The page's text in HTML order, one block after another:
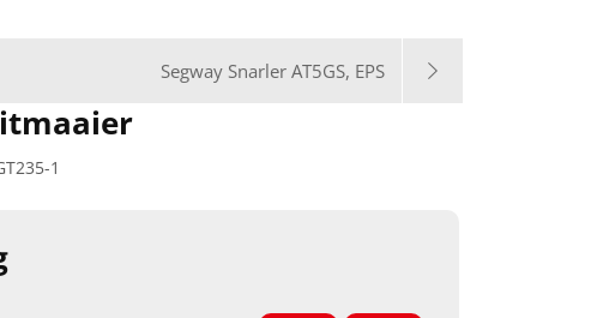
Segway Snarler AT5GS, EPS
1